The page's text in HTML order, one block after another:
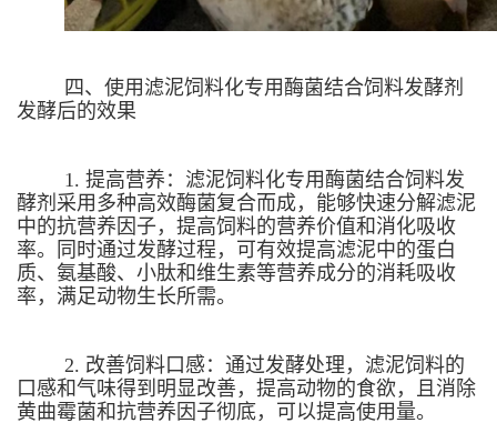
四、使用滤泥饲料化专用酶菌结合饲料发酵剂
发酵后的效果
1. 提高营养：滤泥饲料化专用酶菌结合饲料发
酵剂采用多种高效酶菌复合而成，能够快速分解滤泥
中的抗营养因子，提高饲料的营养价值和消化吸收
率。同时通过发酵过程，可有效提高滤泥中的蛋白
质、氨基酸、小肽和维生素等营养成分的消耗吸收
率，满足动物生长所需。
2. 改善饲料口感：通过发酵处理，滤泥饲料的
口感和气味得到明显改善，提高动物的食欲，且消除
黄曲霉菌和抗营养因子彻底，可以提高使用量。